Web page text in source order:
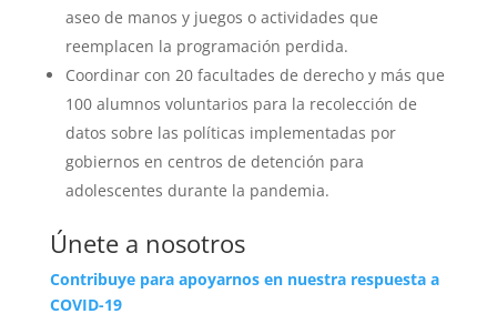
aseo de manos y juegos o actividades que
reemplacen la programación perdida.
Coordinar con 20 facultades de derecho y más que
100 alumnos voluntarios para la recolección de
datos sobre las políticas implementadas por
gobiernos en centros de detención para
adolescentes durante la pandemia.
Únete a nosotros
Contribuye para apoyarnos en nuestra respuesta a
COVID-19